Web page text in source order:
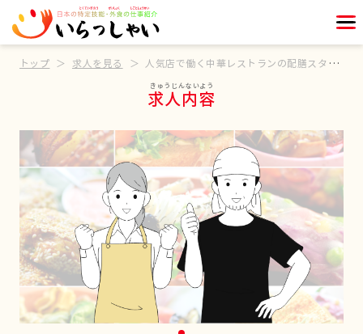
トップ 求人を見る 人気店で働く中華レストランの配膳スタッフ
求人内容